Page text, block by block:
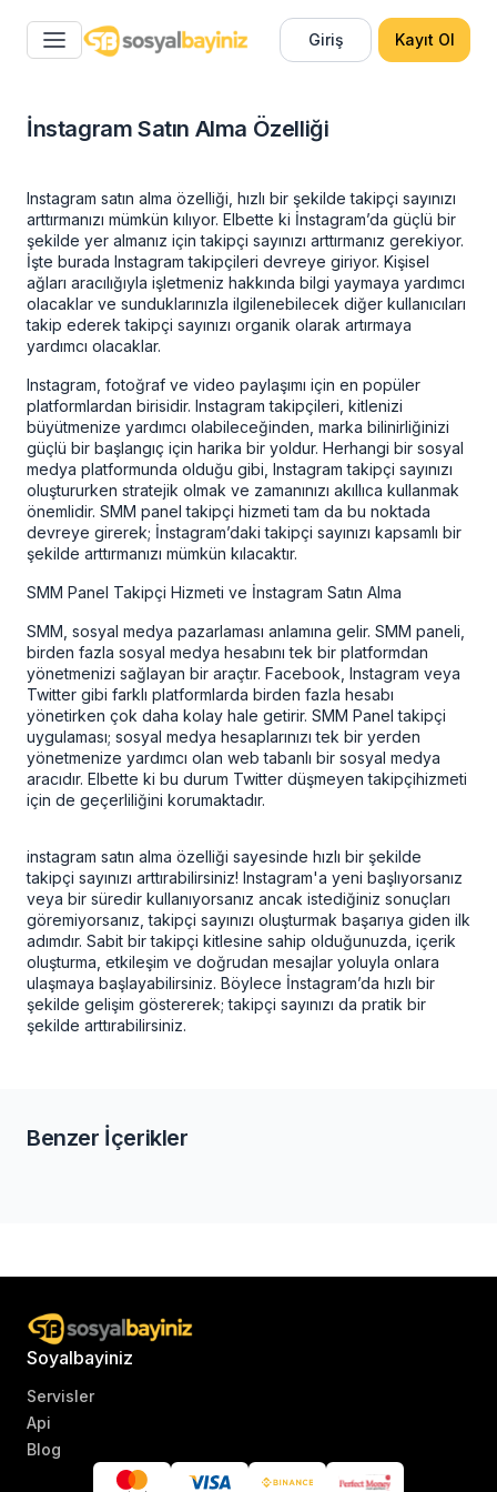
Giriş Kayıt Ol
İnstagram Satın Alma Özelliği
Instagram satın alma özelliği, hızlı bir şekilde takipçi sayınızı
arttırmanızı mümkün kılıyor. Elbette ki İnstagram’da güçlü bir
şekilde yer almanız için takipçi sayınızı arttırmanız gerekiyor.
İşte burada Instagram takipçileri devreye giriyor. Kişisel
ağları aracılığıyla işletmeniz hakkında bilgi yaymaya yardımcı
olacaklar ve sunduklarınızla ilgilenebilecek diğer kullanıcıları
takip ederek takipçi sayınızı organik olarak artırmaya
yardımcı olacaklar.
Instagram, fotoğraf ve video paylaşımı için en popüler
platformlardan birisidir. Instagram takipçileri, kitlenizi
büyütmenize yardımcı olabileceğinden, marka bilinirliğinizi
güçlü bir başlangıç için harika bir yoldur. Herhangi bir sosyal
medya platformunda olduğu gibi, Instagram takipçi sayınızı
oluştururken stratejik olmak ve zamanınızı akıllıca kullanmak
önemlidir. SMM panel takipçi hizmeti tam da bu noktada
devreye girerek; İnstagram’daki takipçi sayınızı kapsamlı bir
şekilde arttırmanızı mümkün kılacaktır.
SMM Panel Takipçi Hizmeti ve İnstagram Satın Alma
SMM, sosyal medya pazarlaması anlamına gelir. SMM paneli,
birden fazla sosyal medya hesabını tek bir platformdan
yönetmenizi sağlayan bir araçtır. Facebook, Instagram veya
Twitter gibi farklı platformlarda birden fazla hesabı
yönetirken çok daha kolay hale getirir. SMM Panel takipçi
uygulaması; sosyal medya hesaplarınızı tek bir yerden
yönetmenize yardımcı olan web tabanlı bir sosyal medya
aracıdır. Elbette ki bu durum Twitter düşmeyen takipçihizmeti
için de geçerliliğini korumaktadır.
instagram satın alma özelliği sayesinde hızlı bir şekilde
takipçi sayınızı arttırabilirsiniz! Instagram'a yeni başlıyorsanız
veya bir süredir kullanıyorsanız ancak istediğiniz sonuçları
göremiyorsanız, takipçi sayınızı oluşturmak başarıya giden ilk
adımdır. Sabit bir takipçi kitlesine sahip olduğunuzda, içerik
oluşturma, etkileşim ve doğrudan mesajlar yoluyla onlara
ulaşmaya başlayabilirsiniz. Böylece İnstagram’da hızlı bir
şekilde gelişim göstererek; takipçi sayınızı da pratik bir
şekilde arttırabilirsiniz.
Benzer İçerikler
Soyalbayiniz
Servisler
Api
Blog